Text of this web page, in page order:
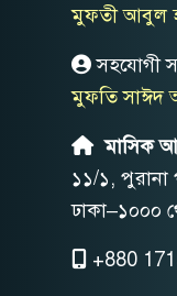
মুফতী আবুল
সহযোগী
মুফতি সাঈদ
মাসিক
১১/১, পুরানা
ঢাকা–১০০০
+880